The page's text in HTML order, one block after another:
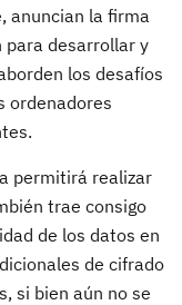
anuncian la firma
para desarrollar y
los desafíos
ordenadores
permitirá realizar
trae consigo
de los datos en
de cifrado
si bien aún no se